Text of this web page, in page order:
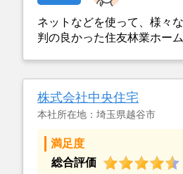
ネットなどを使って、様々
判の良かった住友林業ホー
株式会社中央住宅
本社所在地：埼玉県越谷市
満足度
総合評価